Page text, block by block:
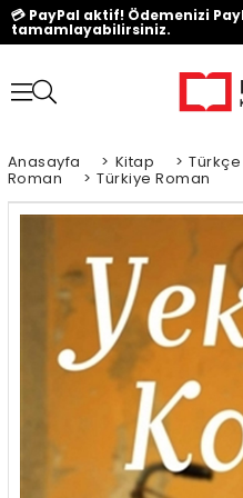
💳 PayPal aktif! Ödemenizi
tamamlayabilirsiniz.
Anasayfa > Kitap >
Roman > Türkiye Roman